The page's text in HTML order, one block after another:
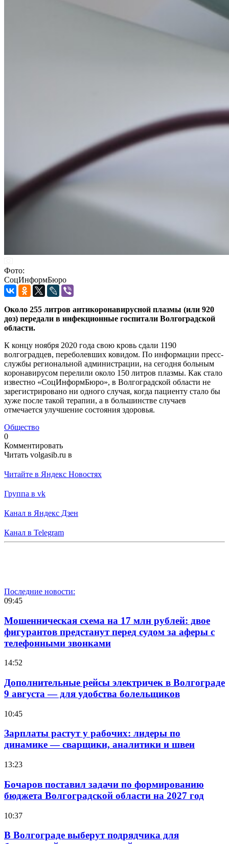
Фото:
СоцИнформБюро
Около 255 литров антикоронавирусной плазмы (или 920
доз) передали в инфекционные госпитали Волгоградской
области.
К концу ноября 2020 года свою кровь сдали 1190
волгоградцев, переболевших ковидом. По информации пресс-
службы региональной администрации, на сегодня больным
коронавирусом перелили около 150 литров плазмы. Как стало
известно «СоцИнформБюро», в Волгоградской области не
зарегистрировано ни одного случая, когда пациенту стало бы
хуже после такой терапии, а в большинстве случаев
отмечается улучшение состояния здоровья.
Общество
0
Комментировать
Читать volgasib.ru в
Читайте в Яндекс Новостях
Группа в vk
Канал в Яндекс Дзен
Канал в Telegram
Последние новости:
09:45
Мошенническая схема на 17 млн рублей: двое
фигурантов предстанут перед судом за аферы с
телефонными звонками
14:52
Дополнительные рейсы электричек в Волгограде
9 августа — для удобства болельщиков
10:45
Зарплаты растут у рабочих: лидеры по
динамике — сварщики, аналитики и швеи
13:23
Бочаров поставил задачи по формированию
бюджета Волгоградской области на 2027 год
10:37
В Волгограде выберут подрядчика для